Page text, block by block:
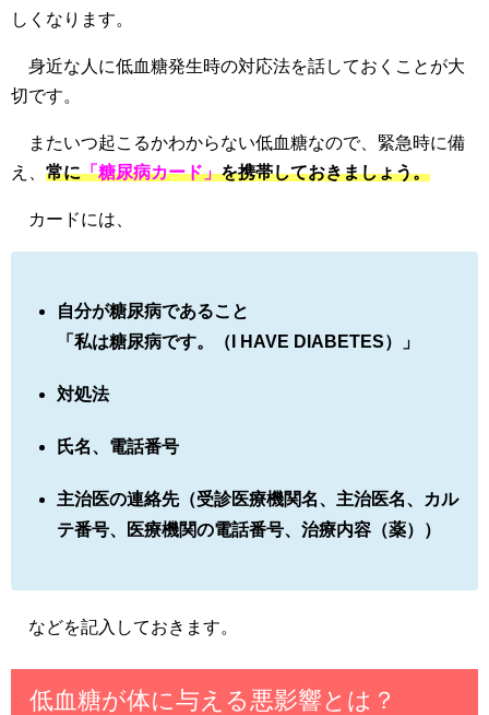
しくなります。
身近な人に低血糖発生時の対応法を話しておくことが大
切です。
またいつ起こるかわからない低血糖なので、緊急時に備
え、 常に「糖尿病カード」を携帯しておきましょう。
カードには、
自分が糖尿病であること
「私は糖尿病です。（I HAVE DIABETES）」
対処法
氏名、電話番号
主治医の連絡先（受診医療機関名、主治医名、カル
テ番号、医療機関の電話番号、治療内容（薬））
などを記入しておきます。
低血糖が体に与える悪影響とは？